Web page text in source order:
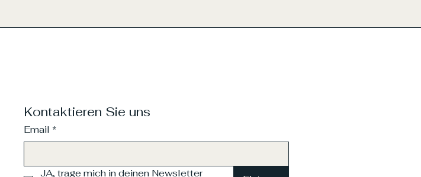
Kontaktieren Sie uns
Email *
JA, trage mich in deinen Newsletter